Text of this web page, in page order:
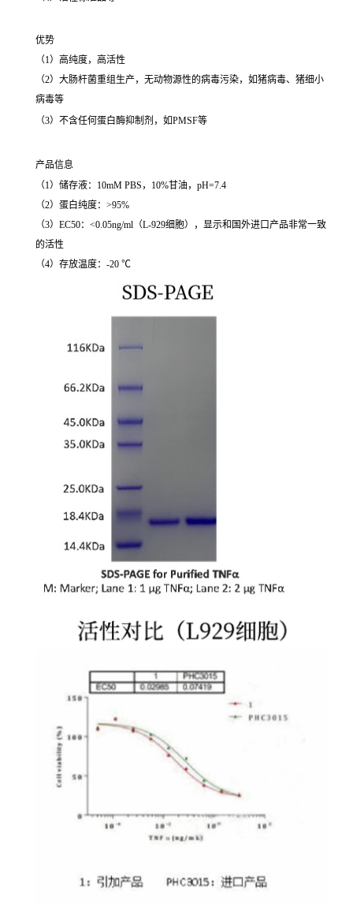
优势
（1）高纯度，高活性
（2）大肠杆菌重组生产，无动物源性的病毒污染，如猪病毒、猪细小
病毒等
（3）不含任何蛋白酶抑制剂，如PMSF等
产品信息
（1）储存液：10mM PBS，10%甘油，pH=7.4
（2）蛋白纯度：>95%
（3）EC50：<0.05ng/ml（L-929细胞），显示和国外进口产品非常一致
的活性
（4）存放温度：-20 ℃